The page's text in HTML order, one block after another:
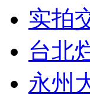
安徽一实载49
实拍
台北
永州